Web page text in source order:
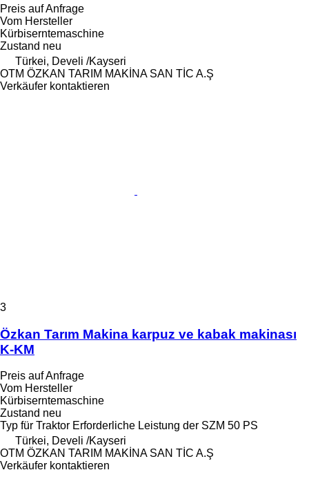
Preis auf Anfrage
Vom Hersteller
Kürbiserntemaschine
Zustand neu
Türkei, Develi /Kayseri
OTM ÖZKAN TARIM MAKİNA SAN TİC A.Ş
Verkäufer kontaktieren
3
Özkan Tarım Makina karpuz ve kabak makinası
K-KM
Preis auf Anfrage
Vom Hersteller
Kürbiserntemaschine
Zustand neu
Typ für Traktor Erforderliche Leistung der SZM 50 PS
Türkei, Develi /Kayseri
OTM ÖZKAN TARIM MAKİNA SAN TİC A.Ş
Verkäufer kontaktieren